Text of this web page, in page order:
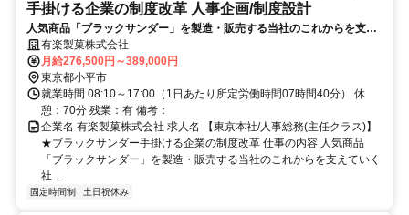
手掛ける企業の制度改革 人事企画/制度設計
人気商品「ブラックサンダー」を製造・販売する当社のこれからを支え
ていく社内体制整備に携わっていただきます。
有楽製菓株式会社
月給276,500円～389,000円
東京都小平市
就業時間 08:10～17:00（1日あたり所定労働時間07時間40分） 休
憩：70分 残業：有 備考：
企業名 有楽製菓株式会社 求人名 【東京本社/人事総務(主任クラス)】
★ブラックサンダー手掛ける企業の制度改革 仕事の内容 人気商品
「ブラックサンダー」を製造・販売する当社のこれからを支えていく
社...
固定時間制 土日祝休み